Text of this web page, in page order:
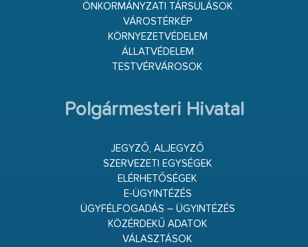
ÖNKORMÁNYZATI TÁRSULÁSOK
VÁROSTÉRKÉP
KÖRNYEZETVÉDELEM
ÁLLATVÉDELEM
TESTVÉRVÁROSOK
Polgármesteri Hivatal
JEGYZŐ, ALJEGYZŐ
SZERVEZETI EGYSÉGEK
ELÉRHETŐSÉGEK
E-ÜGYINTÉZÉS
ÜGYFÉLFOGADÁS – ÜGYINTÉZÉS
KÖZÉRDEKŰ ADATOK
VÁLASZTÁSOK